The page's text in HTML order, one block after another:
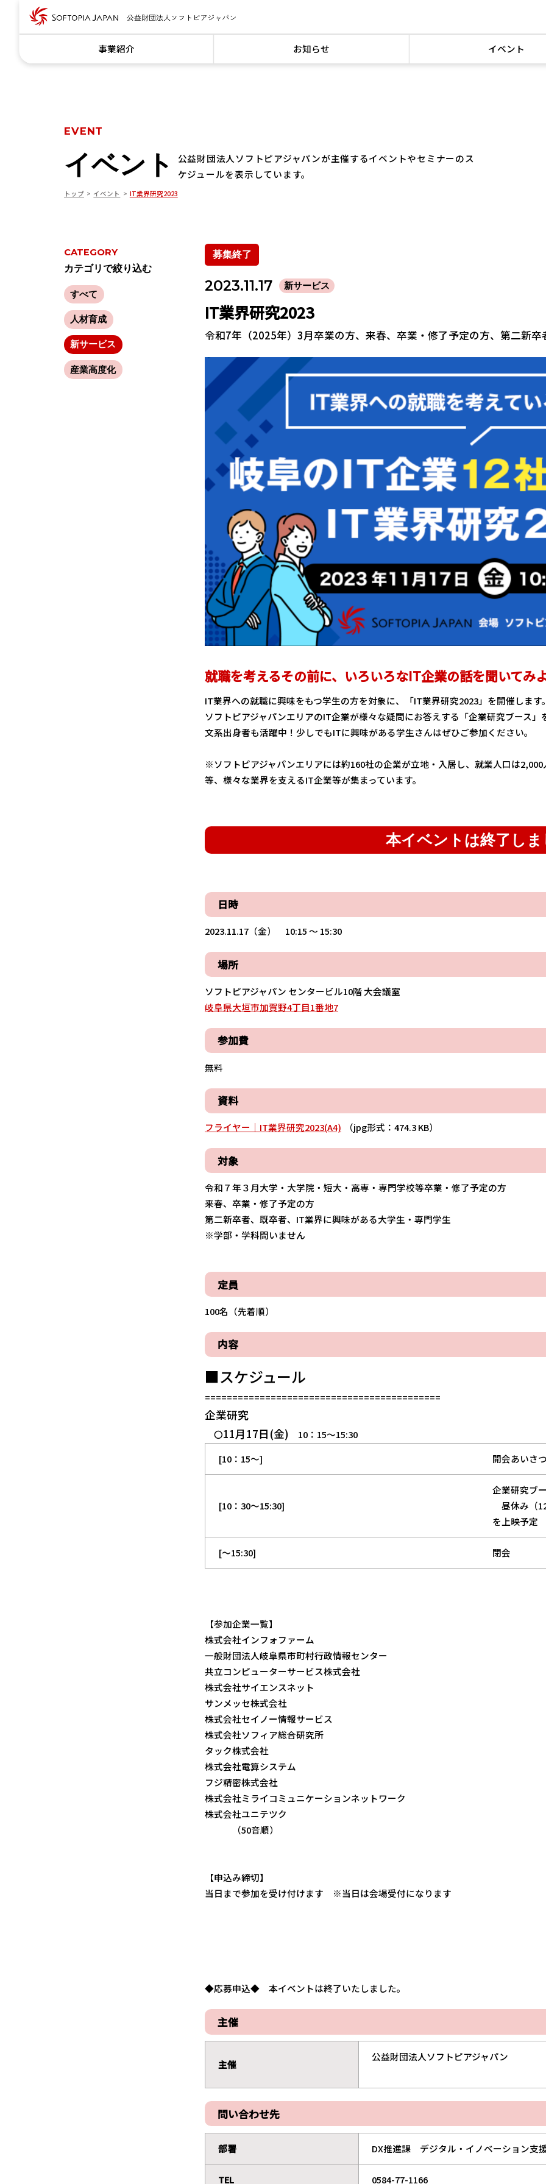
事業紹介 お知らせ イベント
EVENT
イベント
トップ イベント IT業界研究2023
公益財団法人ソフトピアジャパンが主催するイベントやセミナーのス
ケジュールを表示しています。
CATEGORY
カテゴリで絞り込む
すべて
人材育成
新サービス
産業高度化
募集終了
2023.11.17 新サービス
IT業界研究2023
令和7年（2025年）3月卒業の方、来春、卒業・修了予定の方、第二新卒
就職を考えるその前に、いろいろなIT企業の話を聞いてみ
IT業界への就職に興味をもつ学生の方を対象に、「IT業界研究2023」を開催します
ソフトピアジャパンエリアのIT企業が様々な疑問にお答えする「企業研究ブース
文系出身者も活躍中！少しでもITに興味がある学生さんはぜひご参加ください。
※ソフトピアジャパンエリアには約160社の企業が立地・入居し、就業人口は
等、様々な業界を支えるIT企業等が集まっています。
本イベントは終了し
日時
2023.11.17（金） 10:15 〜 15:30
場所
ソフトピアジャパン センタービル10階 大会議室
岐阜県大垣市加賀野4丁目1番地7
参加費
無料
資料
フライヤー｜IT業界研究2023(A4) （jpg形式：474.3 KB）
対象
令和７年３月大学・大学院・短大・高専・専門学校等卒業・修了予定の方
来春、卒業・修了予定の方
第二新卒者、既卒者、IT業界に興味がある大学生・専門学生
※学部・学科問いません
定員
100名（先着順）
内容
■スケジュール
===========================================
企業研究
〇11月17日(金) 10：15～15:30
[10：15～]
開会あいさ
[10：30～15:30]
企業研究ブ
昼休み（
を上映予定
[～15:30] 閉会
【参加企業一覧】
株式会社インフォファーム
一般財団法人岐阜県市町村行政情報センター
共立コンピューターサービス株式会社
株式会社サイエンスネット
サンメッセ株式会社
株式会社セイノー情報サービス
株式会社ソフィア総合研究所
タック株式会社
株式会社電算システム
フジ精密株式会社
株式会社ミライコミュニケーションネットワーク
株式会社ユニテツク
（50音順）
【申込み締切】
当日まで参加を受け付けます ※当日は会場受付になります
◆応募申込◆ 本イベントは終了いたしました。
主催
主催
公益財団法人ソフトピアジャパン
問い合わせ先
部署 DX推進課 デジタル・イノベーション支
TEL 0584-77-1166